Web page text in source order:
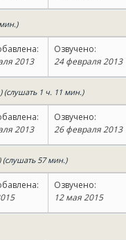
2013
Озвучено:
24 февраля 2013
(слушать 1 ч. 11 мин.)
2013
Озвучено:
26 февраля 2013
(слушать 57 мин.)
Озвучено:
12 мая 2015